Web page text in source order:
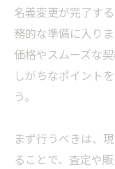
名義変更が完了す
務的な準備に入り
価格やスムーズな
しがちなポイント
う。
まず行うべきは、
ることで、査定や